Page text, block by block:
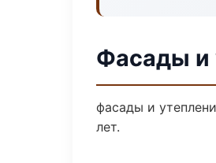
Фасады и
фасады и
лет.